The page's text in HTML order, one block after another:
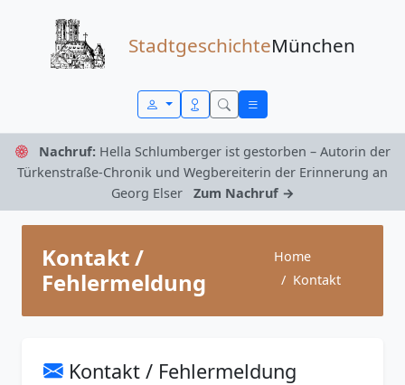
StadtgeschichteMünchen
Nachruf: Hella Schlumberger ist gestorben – Autorin der
Türkenstraße-Chronik und Wegbereiterin der Erinnerung an
Georg Elser
Zum Nachruf →
Kontakt /
Fehlermeldung
Home
Kontakt
Kontakt / Fehlermeldung